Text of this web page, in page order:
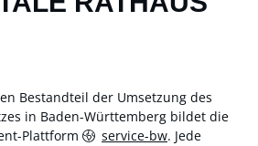
Bestandteil der Umsetzung des
in Baden-Württemberg bildet die
Plattform
service-bw. Jede